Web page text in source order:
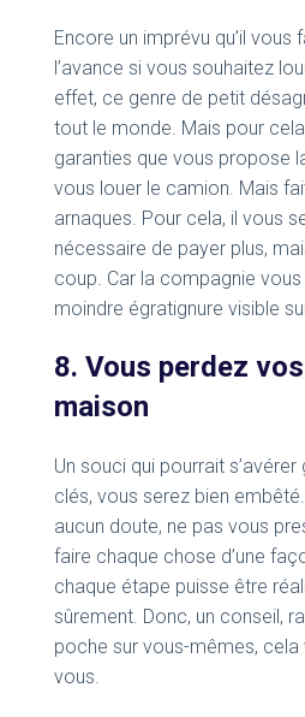
Encore un imprévu qu’il vous
l’avance si vous souhaitez
effet, ce genre de petit
tout le monde. Mais pour
garanties que vous propose
vous louer le camion. Mais
arnaques. Pour cela, il vous
nécessaire de payer plus,
coup. Car la compagnie
moindre égratignure visible
8. Vous perdez
maison
Un souci qui pourrait
clés, vous serez bien
aucun doute, ne pas vous
faire chaque chose d’une
chaque étape puisse être
sûrement. Donc, un conseil,
poche sur vous-mêmes,
vous.